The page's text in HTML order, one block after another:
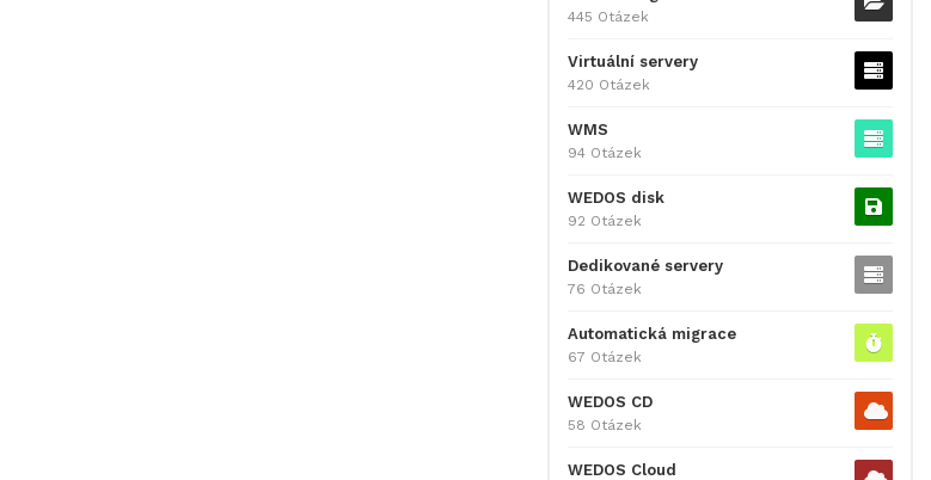
445 Otázek
Virtuální servery
420 Otázek
WMS
94 Otázek
WEDOS disk
92 Otázek
Dedikované servery
76 Otázek
Automatická migrace
67 Otázek
WEDOS CD
58 Otázek
WEDOS Cloud